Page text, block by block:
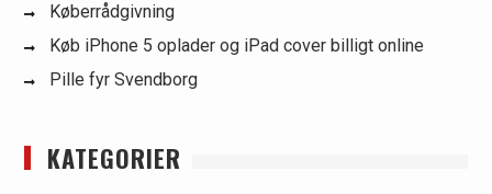
Køberrådgivning
Køb iPhone 5 oplader og iPad cover billigt online
Pille fyr Svendborg
KATEGORIER